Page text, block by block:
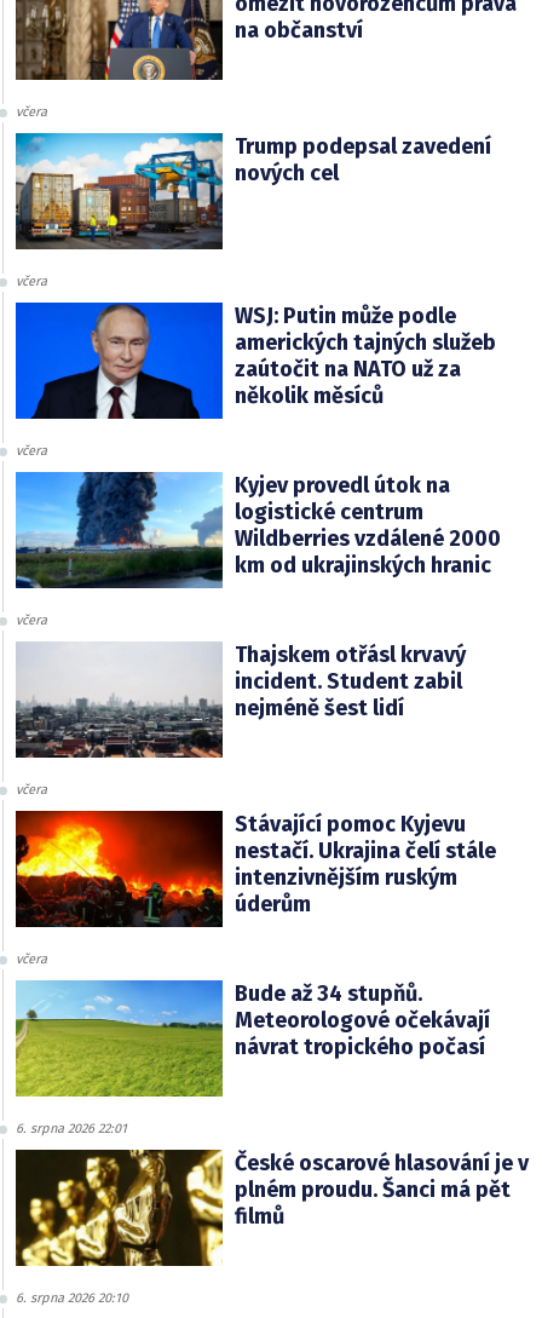
na občanství
včera
Trump podepsal zavedení
nových cel
včera
WSJ: Putin může podle
amerických tajných služeb
zaútočit na NATO už za
několik měsíců
včera
Kyjev provedl útok na
logistické centrum
Wildberries vzdálené 2000
km od ukrajinských hranic
včera
Thajskem otřásl krvavý
incident. Student zabil
nejméně šest lidí
včera
Stávající pomoc Kyjevu
nestačí. Ukrajina čelí stále
intenzivnějším ruským
úderům
včera
Bude až 34 stupňů.
Meteorologové očekávají
návrat tropického počasí
6. srpna 2026 22:01
České oscarové hlasování je v
plném proudu. Šanci má pět
filmů
6. srpna 2026 20:10